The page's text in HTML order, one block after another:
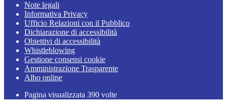
Note legali
Informativa Privacy
Ufficio Relazioni con il Pubblico
Dichiarazione di accessibilità
Obiettivi di accessibilità
Whistleblowing
Gestione consensi cookie
Amministrazione Trasparente
Albo online
Pagina visualizzata 390 volte